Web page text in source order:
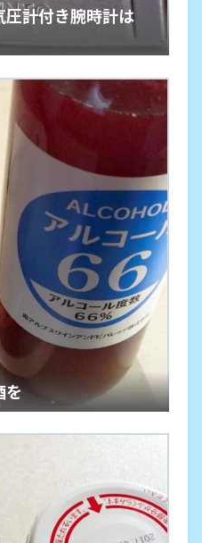
計付き腕時計は
を